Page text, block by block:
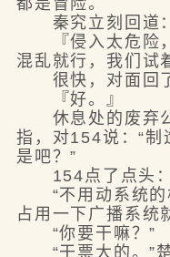
都是冒险。
秦究立刻回道：
『侵入太危险，
混乱就行，我们试
很快，对面回了
『好。』
休息处的废弃公
指，对154说：“制
是吧？”
154点了点头：
“不用动系统的
占用一下广播系统
“你要干嘛？”
“干票大的。”楚